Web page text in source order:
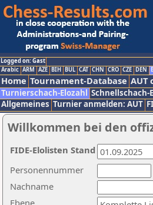
Logged on: Gast
Arabic ARM AZE BIH BUL CAT CHN CRO CZE DEN
Home Tournament-Database AUT
Turnierschach-Elozahl Schnellschach-
Allgemeines Turnier anmelden: AUT
Willkommen bei den
Nachname
Ebene
Personennummer
FIDE-Elolisten Stand